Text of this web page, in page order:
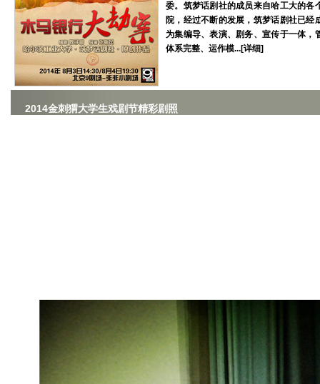
委。筑梦话剧社的成员来自哈工大的各
院，经过不断的发展，筑梦话剧社已经
为集编导、表演、剧务、宣传于一体，
体系完整、运作模...[详细]
2014金刺猬大学生戏剧节精彩剧照